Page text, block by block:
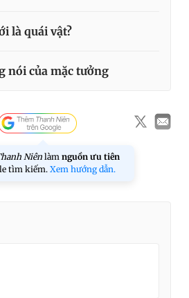
là quái vật?
nói của mặc tưởng
Niên làm nguồn ưu tiên
tìm kiếm. Xem hướng dẫn.